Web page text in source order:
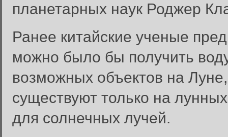
планетарных наук Роджер
Ранее китайские ученые
можно было бы получить
возможных объектов на
существуют только на
для солнечных лучей.
Введите имя пользователя и
Вход в систему